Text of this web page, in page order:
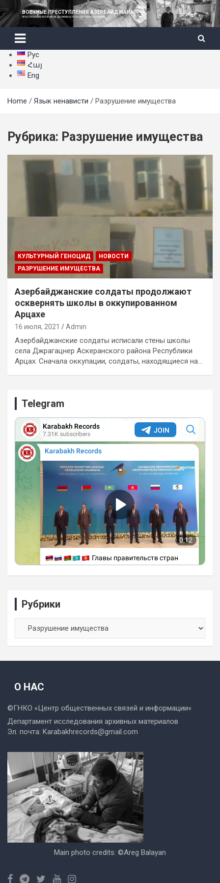
to
content
ВОЕННЫЕ ПРЕСТУПЛЕНИЯ АЗЕРБАЙДЖАНА
ПРЕСТУПЛЕНИЯ, КОТОРЫЕ НЕ ДОЛЖНЫ ОСТАТЬСЯ БЕЗНАКАЗАННЫМИ
Рус
Հայ
Eng
Home Язык ненависти Разрушение имущества
Рубрика: Разрушение имущества
КУЛЬТУРНЫЙ ГЕНОЦИД
НОВОСТИ
РАЗРУШЕНИЕ ИМУЩЕСТВА
Азербайджанские солдаты продолжают
осквернять школы в оккупированном
Арцахе
16 июля, 2021 Admin
Азербайджанские солдаты исписали стены школы
села Джрагацнер Аскеранского района Республики
Арцах. Сначала оккупации, солдаты, находящиеся на…
Telegram
Рубрики
О НАС
©ГНКО «Центр общественных связей и информации«
Департамент исследования архивных материалов
Эл. почта: Karabakhrecords@gmail.com
Main photo credits: ©Areg Balayan